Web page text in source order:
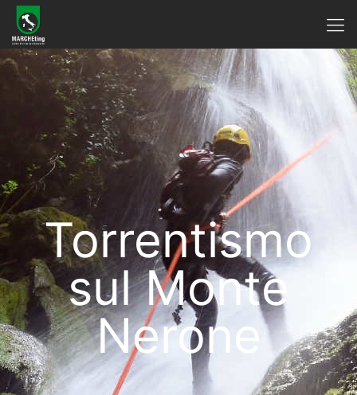
Torrentismo
sul Monte
Nerone